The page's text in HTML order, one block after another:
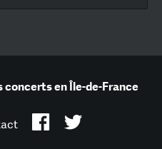
concerts en Île-de-France